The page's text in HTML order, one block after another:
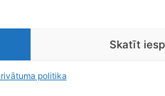
Skatīt
politika